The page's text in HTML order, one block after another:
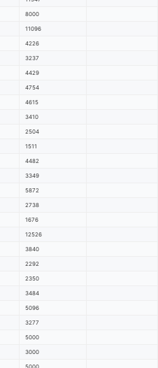
8000
11096
4226
3237
4429
4754
4615
3410
2504
1511
4482
3349
5872
2738
1676
12526
3840
2292
2350
3484
5096
3277
5000
3000
5000